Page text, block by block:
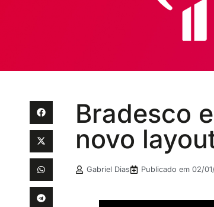
Bradesco
novo
Gabriel Dias Publicado em 02/